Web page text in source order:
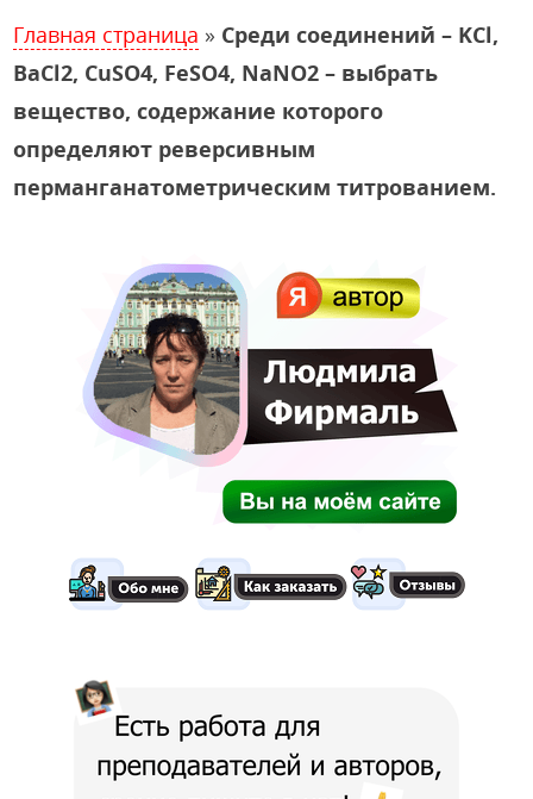
Главная страница » Среди соединений – KCl,
BaCl2, CuSO4, FeSO4, NaNO2 – выбрать
вещество, содержание которого
определяют реверсивным
перманганатометрическим титрованием.